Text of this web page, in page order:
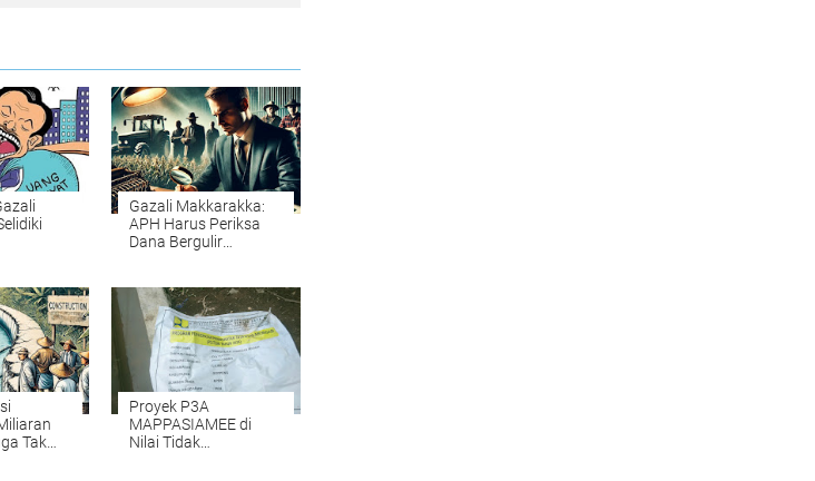
Gazali Makkarakka:
APH Harus Periksa
Dana Bergulir
Tak
Proyek P3A
MAPPASIAMEE di
Nilai Tidak